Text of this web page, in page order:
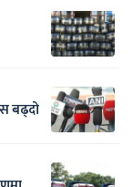
बढ्दो